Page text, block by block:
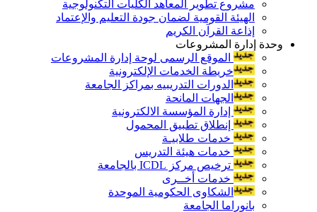
مشروع تطوير المعاهد الكليات التكنولوجية
الهيئة القومية لضمان جودة التعليم والإعتماد
إذاعة القرآن الكريم
وحدة إدارة المشروعات
الموقع الرسمى لوحة إدارة المشروعات
خريطة الخدمات الإلكترونية
الدورات التدريبيه بمراكز الجامعة
الجهات المانحة
إدارة المؤسسة الالكترونية
إنطلاق تطبيق المحمول
خدمات طلابيـة
خدمات هيئة التدريس
ترخيص مركز ICDL بالجامعة
خدمات أخــرى
الشكاوى الحكومية الموحدة
بانوراما الجامعة